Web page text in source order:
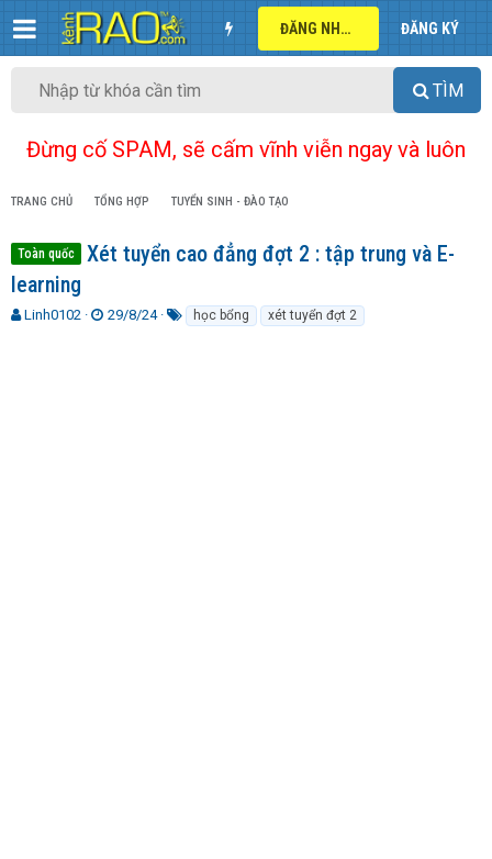
ĐĂNG NHẬP ĐĂNG KÝ
TÌM
Đừng cố SPAM, sẽ cấm vĩnh viễn ngay và luôn
TRANG CHỦ TỔNG HỢP TUYỂN SINH - ĐÀO TẠO
Toàn quốc
Xét tuyển cao đẳng đợt 2 : tập trung và E-
learning
TLinh0102
N
29/8/24 học bổng xét tuyển đợt 2